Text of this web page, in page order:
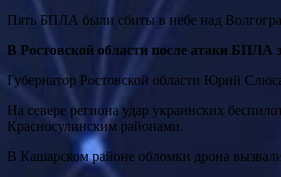
Пять БПЛА были сбиты в небе над
В Ростовской области после атаки БПЛА
Губернатор Ростовской области Юрий
На севере региона удар украинских
Красносулинским районами.
В Кашарском районе обломки дрона